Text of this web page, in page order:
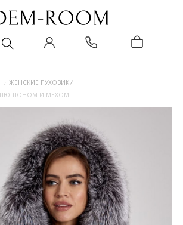
ЖЕНСКИЕ ПУХОВИКИ
И МЕХОМ